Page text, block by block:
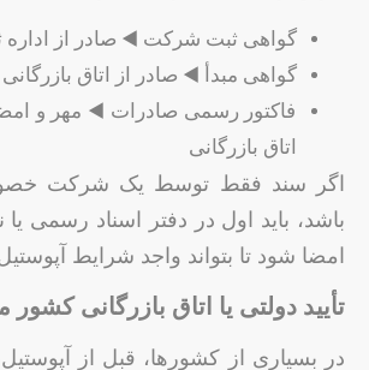
گواهی ثبت شرکت ◀️ صادر از
گواهی مبدأ ◀️ صادر از اتاق بازرگانی
فاکتور رسمی صادرات ◀️ مهر و
اتاق بازرگانی
اگر سند فقط توسط یک شرکت
باشد، باید اول در دفتر اسناد رسمی یا
امضا شود تا بتواند واجد شرایط
تأیید دولتی یا اتاق بازرگانی کشور
در بسیاری از کشورها، قبل از